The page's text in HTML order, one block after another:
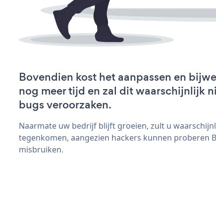
Bovendien kost het aanpassen en
nog meer tijd en zal dit waarschijnlijk
bugs veroorzaken.
Naarmate uw bedrijf blijft groeien, zult u
tegenkomen, aangezien hackers kunnen proberen
misbruiken.